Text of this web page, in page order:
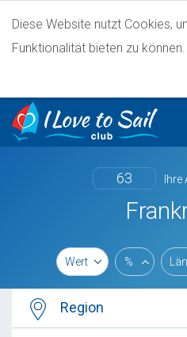
Diese Website nutzt Cookies,
Funktionalität bieten zu können.
63
Wert %
Region